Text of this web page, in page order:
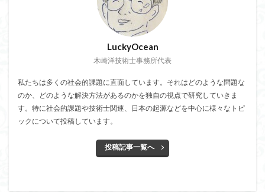
LuckyOcean
木崎洋技術士事務所代表
私たちは多くの社会的課題に直面しています。それはどのような問題な
のか、どのような解決方法があるのかを独自の視点で研究していきま
す。特に社会的課題や技術士関連、日本の起源などを中心に様々なトピ
ックについて投稿しています。
投稿記事一覧へ